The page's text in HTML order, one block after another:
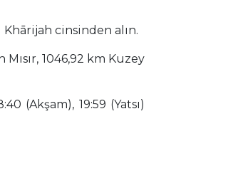
cinsinden alın.
1046,92 km Kuzey
(Akşam), 19:59 (Yatsı)